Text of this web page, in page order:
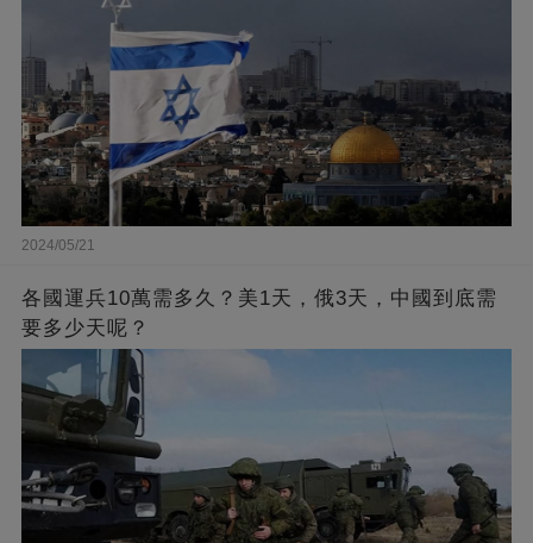
2024/05/21
各國運兵10萬需多久？美1天，俄3天，中國到底需
要多少天呢？